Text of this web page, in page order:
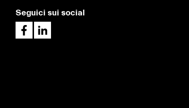
Seguici sui social